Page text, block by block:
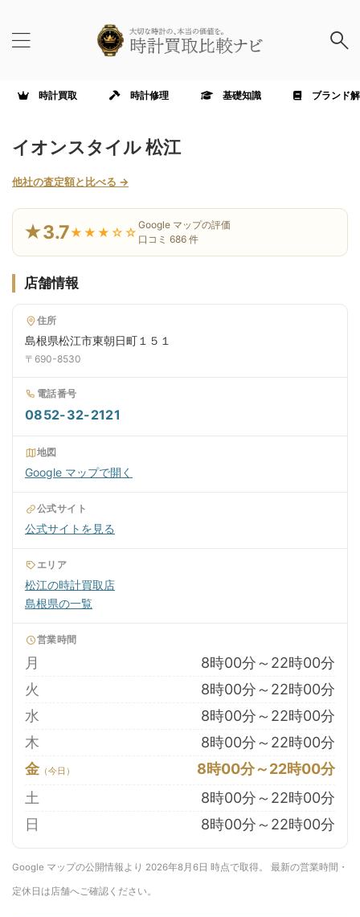
時計買取 時計修理 基礎知識 ブランド
イオンスタイル 松江
他社の査定額と比べる →
★3.7★★★☆☆ Google マップの評価
口コミ 686 件
店舗情報
住所
島根県松江市東朝日町１５１
〒690-8530
電話番号
0852-32-2121
地図
Google マップで開く
公式サイト
公式サイトを見る
エリア
松江の時計買取店
島根県の一覧
営業時間
月
8時00分～22時00分
火
8時00分～22時00分
水
8時00分～22時00分
木
8時00分～22時00分
金
8時00分～22時00分
土
8時00分～22時00分
日
8時00分～22時00分
Google マップの公開情報より 2026年8月6日 時点で取得。 最新の営業時間・
定休日は店舗へご確認ください。